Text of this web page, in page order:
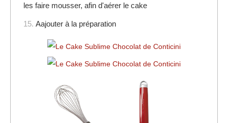
les faire mousser, afin d'aérer le cake
15. Aajouter à la préparation